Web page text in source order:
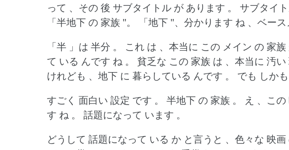
って 、その 後 サブタイトル が あります 。
サブタイ
「半地下 の 家族 "。
「地下 "、分かります ね 、ベース
「半 」は 半分 。
これ は 、本当に この メイン の 家
て いる んです ね 。
貧乏な この 家族 は 、本当に 汚
けれども 、地下 に 暮らしている んです 。
でも しかも
すごく 面白い 設定 です 。
半地下 の 家族 。
え 、こ
す ね 。
話題になって います 。
どうして 話題になって いる か と言うと 、色々な 映